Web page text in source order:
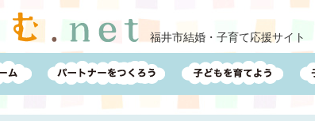
福井市結婚・子育て応援サイト